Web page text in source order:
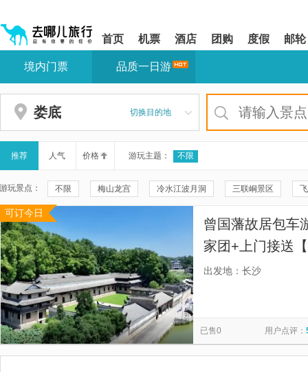
shift+enter
网
导
盲
导
模
式
您
站
区,
本
有
6
个
模
块,
按
下
Tab
键
浏
览
信
息
首页 机票 酒店 团购 度假 邮轮
您
站
区
境内门票 品质一日游
娄底 切换目的地
推荐 人气 价格 游玩主题： 不限
游玩景点： 不限 梅山龙宫 冷水江波月洞 三联峒景区
娄底玄武观 古天王寺 新化恐龙乐园(新化
娄底·娄底二中田径场 娄底美术馆
紫云峰国家森林公园 白马湖旅游度假区
福井龙湾水上世界 紫鹊界梯田
彭德怀同志故居 飞水漂流 红日岭公园 油溪河漂
可订今日
曾国藩故居包车
家团+上门接送
时间任选】
出发地：长沙
已售0 用户点评：